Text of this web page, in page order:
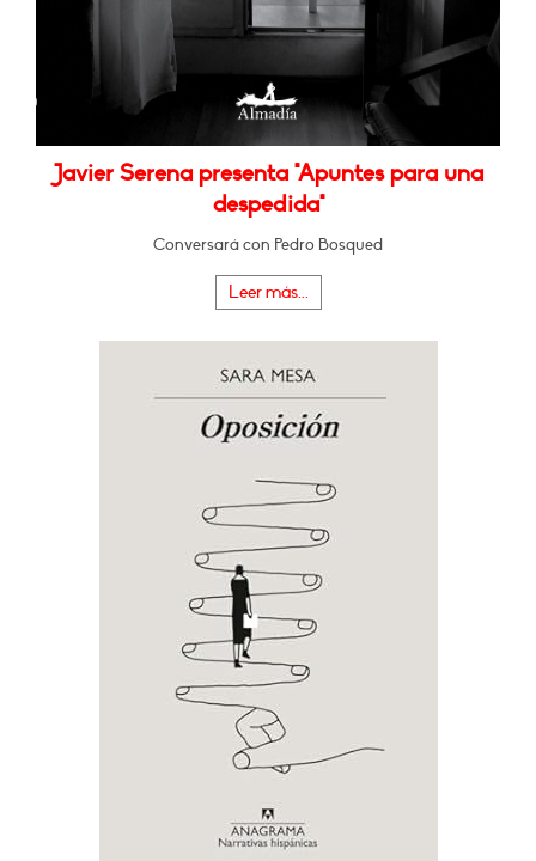
Javier Serena presenta "Apuntes para una
despedida"
Conversará con Pedro Bosqued
Leer más...